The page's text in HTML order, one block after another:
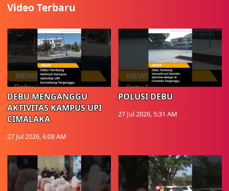
Video Terbaru
DEBU MENGANGGU
AKTIVITAS KAMPUS UPI
CIMALAKA
27 Jul 2026, 6:08 AM
POLUSI DEBU
27 Jul 2026, 5:31 AM